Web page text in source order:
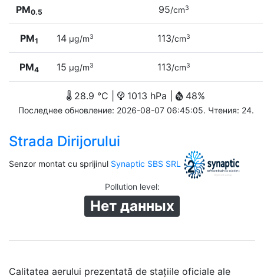
PM0.5 95/cm3
PM1 14 µg/m3 113/cm3
PM4 15 µg/m3 113/cm3
28.9 °C | 1013 hPa | 48%
Последнее обновление: 2026-08-07 06:45:05. Чтения: 24.
Strada Dirijorului
Senzor montat cu sprijinul Synaptic SBS SRL
Pollution level:
Нет данных
Calitatea aerului prezentată de stațiile oficiale ale